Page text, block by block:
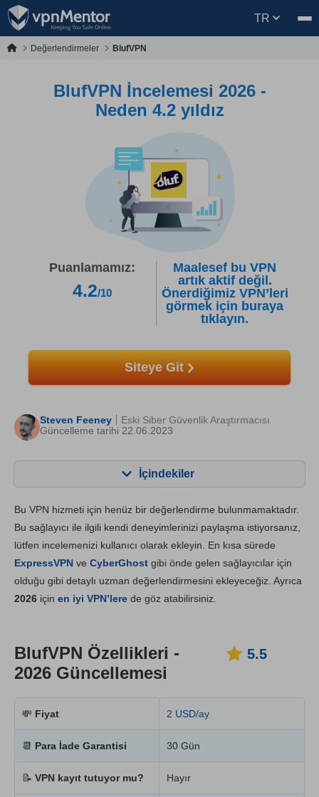
TR
Değerlendirmeler BlufVPN
BlufVPN İncelemesi 2026 -
Neden 4.2 yıldız
Puanlamamız:
4.2/10
Maalesef bu VPN
artık aktif değil.
Önerdiğimiz VPN’leri
görmek için buraya
tıklayın.
Siteye Git
Steven Feeney
Güncelleme tarihi 22.06.2023
Eski Siber Güvenlik Araştırmacısı
İçindekiler
Önemli Özellikler 5.5
Kurulum ve Uygulamalar 5.3
Güvenilirlik & Destek 3.3
Bu VPN hizmeti için henüz bir değerlendirme bulunmamaktadır.
Bu sağlayıcı ile ilgili kendi deneyimlerinizi paylaşma istiyorsanız,
lütfen incelemenizi kullanıcı olarak ekleyin. En kısa sürede
ExpressVPN ve CyberGhost gibi önde gelen sağlayıcılar için
olduğu gibi detaylı uzman değerlendirmesini ekleyeceğiz. Ayrıca
2026 için en iyi VPN’lere de göz atabilirsiniz.
BlufVPN Özellikleri -
2026 Güncellemesi
5.5
💸 Fiyat 2 USD/ay
📆 Para İade Garantisi 30 Gün
📝 VPN kayıt tutuyor mu? Hayır